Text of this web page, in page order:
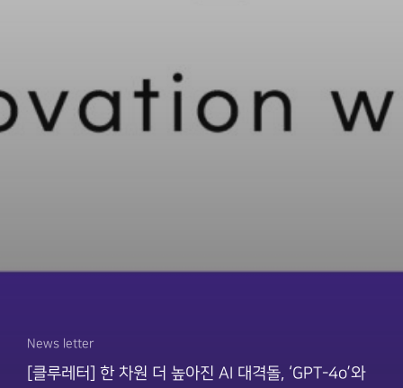
News letter
[클루레터] 한 차원 더 높아진 AI 대격돌, ‘GPT-4o’와